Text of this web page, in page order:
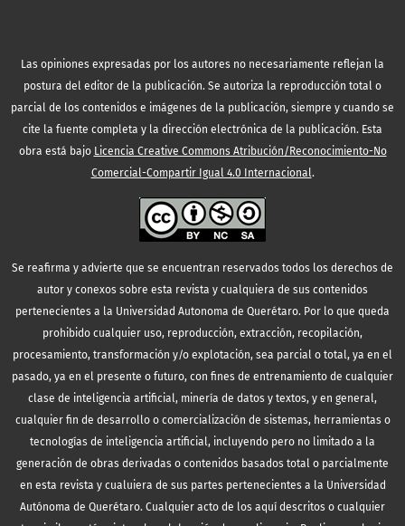
Las opiniones expresadas por los autores no necesariamente reflejan la
postura del editor de la publicación. Se autoriza la reproducción total o
parcial de los contenidos e imágenes de la publicación, siempre y cuando se
cite la fuente completa y la dirección electrónica de la publicación. Esta
obra está bajo Licencia Creative Commons Atribución/Reconocimiento-No
Comercial-Compartir Igual 4.0 Internacional.
Se reafirma y advierte que se encuentran reservados todos los derechos de
autor y conexos sobre esta revista y cualquiera de sus contenidos
pertenecientes a la Universidad Autonoma de Querétaro. Por lo que queda
prohibido cualquier uso, reproducción, extracción, recopilación,
procesamiento, transformación y/o explotación, sea parcial o total, ya en el
pasado, ya en el presente o futuro, con fines de entrenamiento de cualquier
clase de inteligencia artificial, minería de datos y textos, y en general,
cualquier fin de desarrollo o comercialización de sistemas, herramientas o
tecnologías de inteligencia artificial, incluyendo pero no limitado a la
generación de obras derivadas o contenidos basados total o parcialmente
en esta revista y cualuiera de sus partes pertenecientes a la Universidad
Autónoma de Querétaro. Cualquier acto de los aquí descritos o cualquier